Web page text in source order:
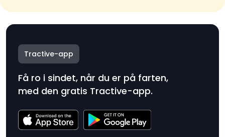
Tractive-app
Få ro i sindet, når du er på farten,
med den gratis Tractive-app.